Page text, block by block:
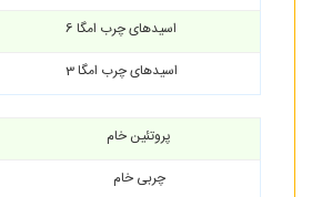
اسیدهای چرب امگا 6
اسیدهای چرب امگا 3
پروتئین خام
چربی خام